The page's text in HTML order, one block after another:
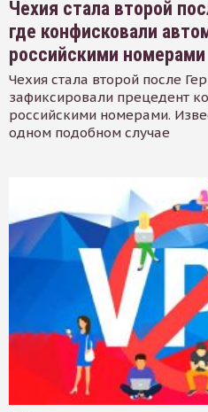
Чехия стала второй
где конфисковали
российскими номерами
Чехия стала второй после
зафиксировали прецедент
российскими номерами.
одном подобном случае